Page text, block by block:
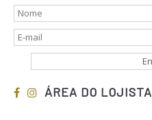
ÁREA DO LOJISTA